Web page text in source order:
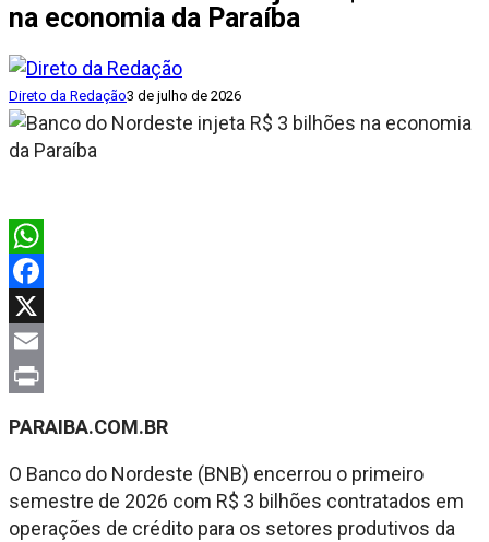
na economia da Paraíba
Direto da Redação3 de julho de 2026
WhatsApp
Facebook
X
Email
PARAIBA.COM.BR
O Banco do Nordeste (BNB) encerrou o primeiro
semestre de 2026 com R$ 3 bilhões contratados em
operações de crédito para os setores produtivos da